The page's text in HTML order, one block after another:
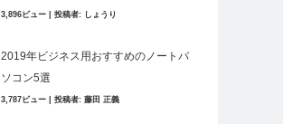
3,896ビュー 投稿者: しょうり
2019年ビジネス用おすすめのノートパ
ソコン5選
3,787ビュー 投稿者: 藤田 正義